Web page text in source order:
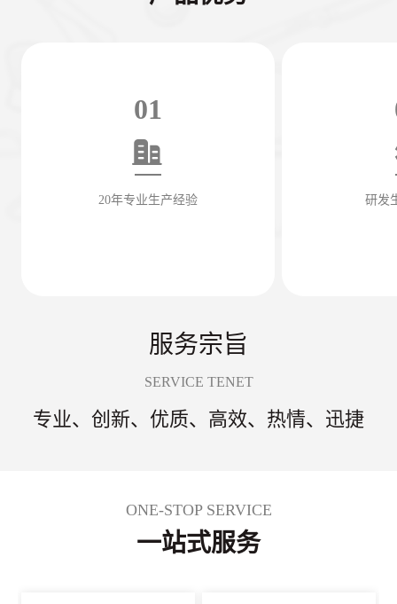
01
20年专业生产经验 研发
服务宗旨
SERVICE TENET
专业、创新、优质、高效、热情、迅捷
ONE-STOP SERVICE
一站式服务